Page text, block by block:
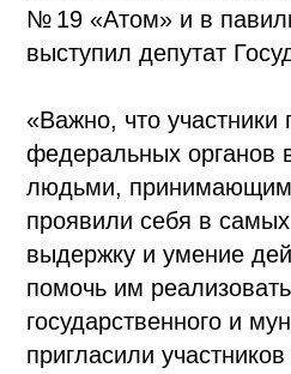
№ 19 «Атом» и в
выступил депутат
«Важно, что
федеральных органов
людьми,
проявили себя в
выдержку и умение
помочь им
государственного и
пригласили